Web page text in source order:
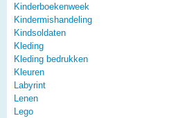
Kinderboekenweek
Kindermishandeling
Kindsoldaten
Kleding
Kleding bedrukken
Kleuren
Labyrint
Lenen
Lego